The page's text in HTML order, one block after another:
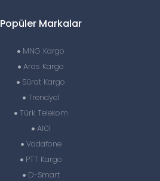
Popüler Markalar
MNG Kargo
Aras Kargo
Sürat Kargo
Trendyol
Türk Telekom
A101
Vodafone
PTT Kargo
D-Smart